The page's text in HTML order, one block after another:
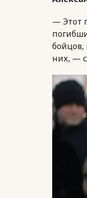
— Этот
бойцов,
них, —